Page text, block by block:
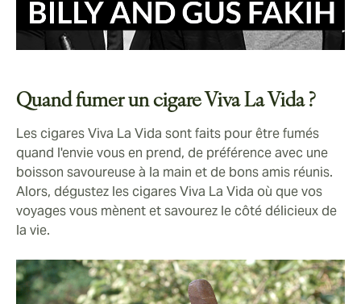
Quand fumer un cigare Viva La Vida ?
Les cigares Viva La Vida sont faits pour être fumés
quand l'envie vous en prend, de préférence avec une
boisson savoureuse à la main et de bons amis réunis.
Alors, dégustez les cigares Viva La Vida où que vos
voyages vous mènent et savourez le côté délicieux de
la vie.